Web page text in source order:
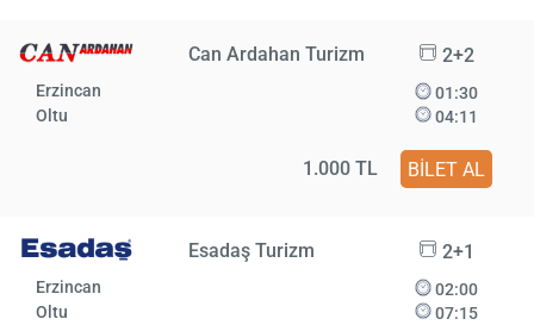
Can Ardahan Turizm 2+2
Erzincan
Oltu
01:30
04:11
1.000 TL BİLET AL
Esadaş Turizm 2+1
Erzincan
Oltu
02:00
07:15